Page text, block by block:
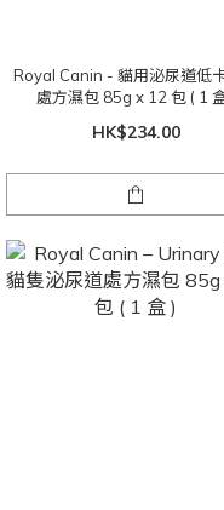
Royal Canin - 貓用泌尿道低
處方濕包 85g x 12 包 ( 1
HK$234.00